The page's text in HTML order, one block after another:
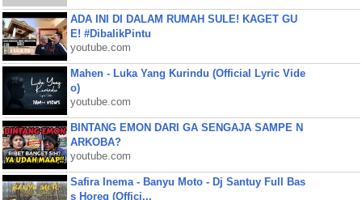
ADA INI DI DALAM RUMAH SULE! KAGET GU
E! #DibalikPintu
youtube.com
Mahen - Luka Yang Kurindu (Official Lyric Vide
o)
youtube.com
BINTANG EMON DARI GA SENGAJA SAMPE N
ARKOBA?
youtube.com
Safira Inema - Banyu Moto - Dj Santuy Full Bas
s Horeg (Offici...